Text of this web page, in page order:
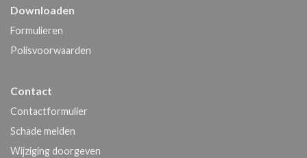
Downloaden
Formulieren
Polisvoorwaarden
Contact
Contactformulier
Schade melden
Wijziging doorgeven